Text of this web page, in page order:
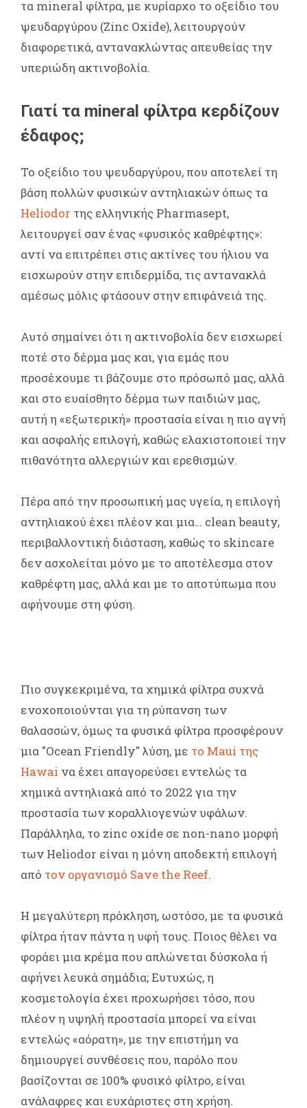
τα mineral φίλτρα, με κυρίαρχο το οξείδιο του
ψευδαργύρου (Zinc Oxide), λειτουργούν
διαφορετικά, αντανακλώντας απευθείας την
υπεριώδη ακτινοβολία.
Γιατί τα mineral φίλτρα κερδίζουν
έδαφος;
Το οξείδιο του ψευδαργύρου, που αποτελεί τη
βάση πολλών φυσικών αντηλιακών όπως τα
Heliodor της ελληνικής Pharmasept,
λειτουργεί σαν ένας «φυσικός καθρέφτης»:
αντί να επιτρέπει στις ακτίνες του ήλιου να
εισχωρούν στην επιδερμίδα, τις αντανακλά
αμέσως μόλις φτάσουν στην επιφάνειά της.
Αυτό σημαίνει ότι η ακτινοβολία δεν εισχωρεί
ποτέ στο δέρμα μας και, για εμάς που
προσέχουμε τι βάζουμε στο πρόσωπό μας, αλλά
και στο ευαίσθητο δέρμα των παιδιών μας,
αυτή η «εξωτερική» προστασία είναι η πιο αγνή
και ασφαλής επιλογή, καθώς ελαχιστοποιεί την
πιθανότητα αλλεργιών και ερεθισμών.
Πέρα από την προσωπική μας υγεία, η επιλογή
αντηλιακού έχει πλέον και μια… clean beauty,
περιβαλλοντική διάσταση, καθώς το skincare
δεν ασχολείται μόνο με το αποτέλεσμα στον
καθρέφτη μας, αλλά και με το αποτύπωμα που
αφήνουμε στη φύση.
Πιο συγκεκριμένα, τα χημικά φίλτρα συχνά
ενοχοποιούνται για τη ρύπανση των
θαλασσών, όμως τα φυσικά φίλτρα προσφέρουν
μια "Ocean Friendly" λύση, με το Maui της
Hawai να έχει απαγορεύσει εντελώς τα
χημικά αντηλιακά από το 2022 για την
προστασία των κοραλλιογενών υφάλων.
Παράλληλα, το zinc oxide σε non-nano μορφή
των Heliodor είναι η μόνη αποδεκτή επιλογή
από τον οργανισμό Save the Reef.
Η μεγαλύτερη πρόκληση, ωστόσο, με τα φυσικά
φίλτρα ήταν πάντα η υφή τους. Ποιος θέλει να
φοράει μια κρέμα που απλώνεται δύσκολα ή
αφήνει λευκά σημάδια; Ευτυχώς, η
κοσμετολογία έχει προχωρήσει τόσο, που
πλέον η υψηλή προστασία μπορεί να είναι
εντελώς «αόρατη», με την επιστήμη να
δημιουργεί συνθέσεις που, παρόλο που
βασίζονται σε 100% φυσικό φίλτρο, είναι
ανάλαφρες και ευχάριστες στη χρήση.